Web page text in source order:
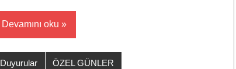
Devamını oku
Duyurular ÖZEL GÜNLER